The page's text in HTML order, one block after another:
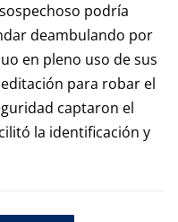
podría
deambulando por
en pleno uso de sus
para robar el
captaron el
la identificación y